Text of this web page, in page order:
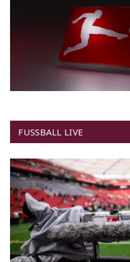
FUSSBALL LIVE